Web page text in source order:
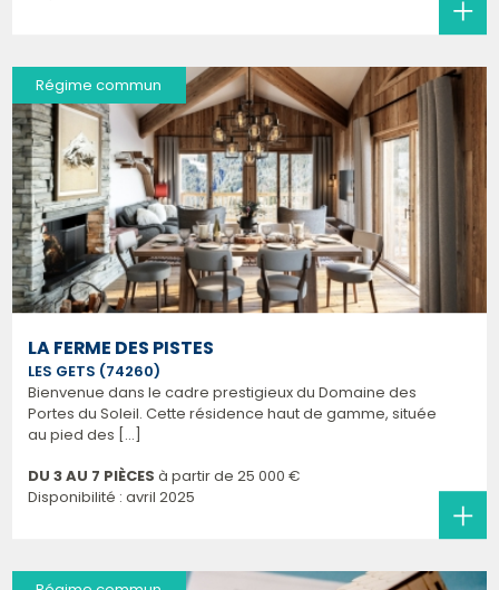
Régime commun
LA FERME DES PISTES
LES GETS (74260)
Bienvenue dans le cadre prestigieux du Domaine des
Portes du Soleil. Cette résidence haut de gamme, située
au pied des [...]
DU 3 AU 7 PIÈCES à partir de 25 000 €
Disponibilité : avril 2025